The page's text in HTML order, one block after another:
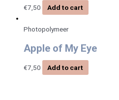
€7,50 Add to cart
Photopolymeer
Apple of My Eye
€7,50 Add to cart